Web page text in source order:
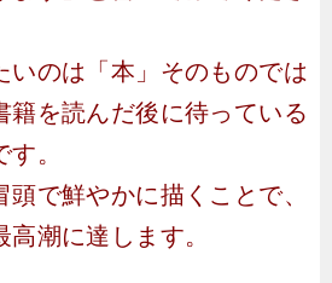
いのは「本」そのものでは
籍を読んだ後に待っている
。
で鮮やかに描くことで、
潮に達します。